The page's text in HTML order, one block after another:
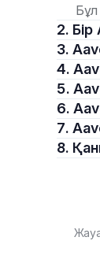
2.
3.
4.
5.
6.
7.
8.